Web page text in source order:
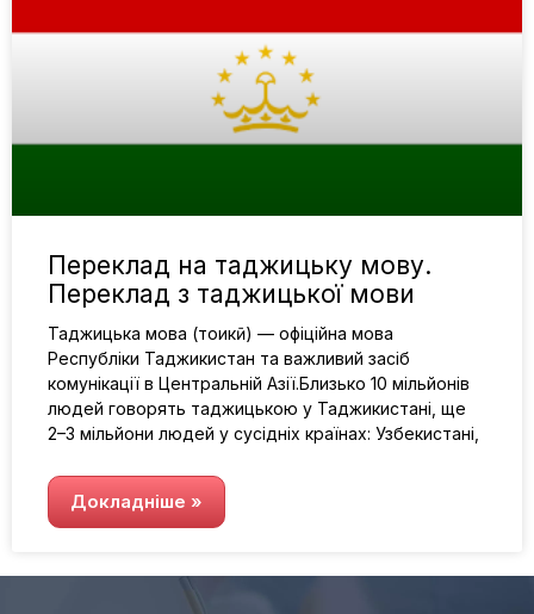
Переклад на таджицьку мову.
Переклад з таджицької мови
Таджицька мова (тоҷикӣ) — офіційна мова
Республіки Таджикистан та важливий засіб
комунікації в Центральній Азії.Близько 10 мільйонів
людей говорять таджицькою у Таджикистані, ще
2–3 мільйони людей у сусідніх країнах: Узбекистані,
Докладніше »